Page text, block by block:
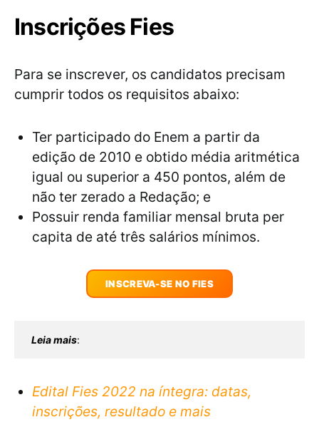
Inscrições Fies
Para se inscrever, os candidatos precisam
cumprir todos os requisitos abaixo:
Ter participado do Enem a partir da
edição de 2010 e obtido média aritmética
igual ou superior a 450 pontos, além de
não ter zerado a Redação; e
Possuir renda familiar mensal bruta per
capita de até três salários mínimos.
INSCREVA-SE NO FIES
Leia mais:
Edital Fies 2022 na íntegra: datas,
inscrições, resultado e mais